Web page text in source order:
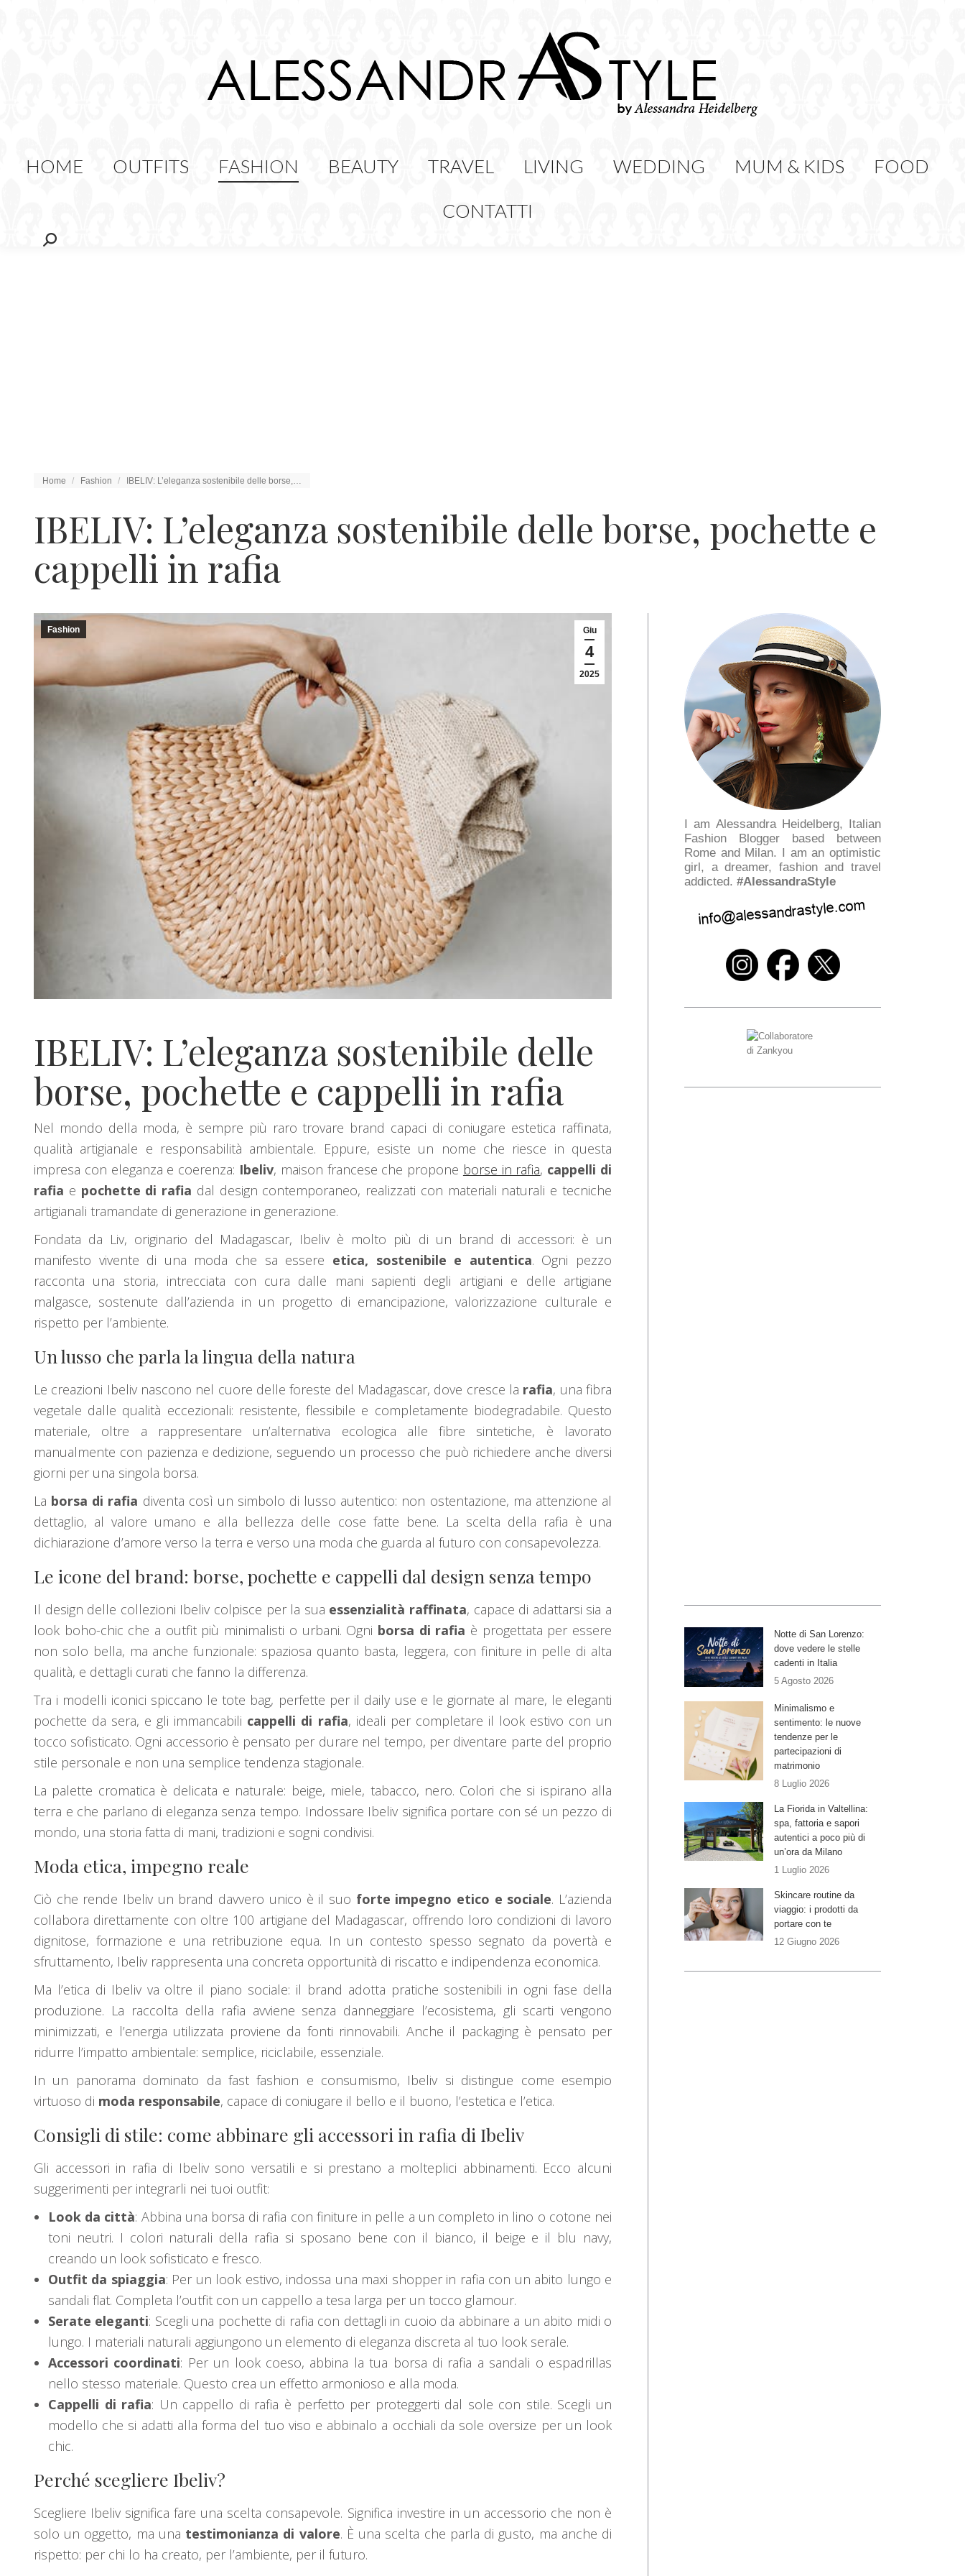
HOME OUTFITS FASHION BEAUTY TRAVEL LIVING WEDDING MUM & KIDS
FOOD
CONTATTI
Cerca:
Tu sei qui:
Home Fashion IBELIV: L’eleganza sostenibile delle borse,…
IBELIV: L’eleganza sostenibile delle borse, pochette e
cappelli in rafia
Giu
4
2025
Fashion
IBELIV: L’eleganza sostenibile delle
borse, pochette e cappelli in rafia
Nel mondo della moda, è sempre più raro trovare brand capaci di coniugare estetica raffinata,
qualità artigianale e responsabilità ambientale. Eppure, esiste un nome che riesce in questa
impresa con eleganza e coerenza: Ibeliv, maison francese che propone borse in rafia, cappelli di
rafia e pochette di rafia dal design contemporaneo, realizzati con materiali naturali e tecniche
artigianali tramandate di generazione in generazione.
Fondata da Liv, originario del Madagascar, Ibeliv è molto più di un brand di accessori: è un
manifesto vivente di una moda che sa essere etica, sostenibile e autentica. Ogni pezzo
racconta una storia, intrecciata con cura dalle mani sapienti degli artigiani e delle artigiane
malgasce, sostenute dall’azienda in un progetto di emancipazione, valorizzazione culturale e
rispetto per l’ambiente.
Un lusso che parla la lingua della natura
Le creazioni Ibeliv nascono nel cuore delle foreste del Madagascar, dove cresce la rafia, una fibra
vegetale dalle qualità eccezionali: resistente, flessibile e completamente biodegradabile. Questo
materiale, oltre a rappresentare un’alternativa ecologica alle fibre sintetiche, è lavorato
manualmente con pazienza e dedizione, seguendo un processo che può richiedere anche diversi
giorni per una singola borsa.
La borsa di rafia diventa così un simbolo di lusso autentico: non ostentazione, ma attenzione al
dettaglio, al valore umano e alla bellezza delle cose fatte bene. La scelta della rafia è una
dichiarazione d’amore verso la terra e verso una moda che guarda al futuro con consapevolezza.
Le icone del brand: borse, pochette e cappelli dal design senza tempo
Il design delle collezioni Ibeliv colpisce per la sua essenzialità raffinata, capace di adattarsi sia a
look boho-chic che a outfit più minimalisti o urbani. Ogni borsa di rafia è progettata per essere
non solo bella, ma anche funzionale: spaziosa quanto basta, leggera, con finiture in pelle di alta
qualità, e dettagli curati che fanno la differenza.
Tra i modelli iconici spiccano le tote bag, perfette per il daily use e le giornate al mare, le eleganti
pochette da sera, e gli immancabili cappelli di rafia, ideali per completare il look estivo con un
tocco sofisticato. Ogni accessorio è pensato per durare nel tempo, per diventare parte del proprio
stile personale e non una semplice tendenza stagionale.
La palette cromatica è delicata e naturale: beige, miele, tabacco, nero. Colori che si ispirano alla
terra e che parlano di eleganza senza tempo. Indossare Ibeliv significa portare con sé un pezzo di
mondo, una storia fatta di mani, tradizioni e sogni condivisi.
Moda etica, impegno reale
Ciò che rende Ibeliv un brand davvero unico è il suo forte impegno etico e sociale. L’azienda
collabora direttamente con oltre 100 artigiane del Madagascar, offrendo loro condizioni di lavoro
dignitose, formazione e una retribuzione equa. In un contesto spesso segnato da povertà e
sfruttamento, Ibeliv rappresenta una concreta opportunità di riscatto e indipendenza economica.
Ma l’etica di Ibeliv va oltre il piano sociale: il brand adotta pratiche sostenibili in ogni fase della
produzione. La raccolta della rafia avviene senza danneggiare l’ecosistema, gli scarti vengono
minimizzati, e l’energia utilizzata proviene da fonti rinnovabili. Anche il packaging è pensato per
ridurre l’impatto ambientale: semplice, riciclabile, essenziale.
In un panorama dominato da fast fashion e consumismo, Ibeliv si distingue come esempio
virtuoso di moda responsabile, capace di coniugare il bello e il buono, l’estetica e l’etica.
Consigli di stile: come abbinare gli accessori in rafia di Ibeliv
Gli accessori in rafia di Ibeliv sono versatili e si prestano a molteplici abbinamenti. Ecco alcuni
suggerimenti per integrarli nei tuoi outfit:
Look da città: Abbina una borsa di rafia con finiture in pelle a un completo in lino o cotone nei
toni neutri. I colori naturali della rafia si sposano bene con il bianco, il beige e il blu navy,
creando un look sofisticato e fresco.
Outfit da spiaggia: Per un look estivo, indossa una maxi shopper in rafia con un abito lungo e
sandali flat. Completa l’outfit con un cappello a tesa larga per un tocco glamour.
Serate eleganti: Scegli una pochette di rafia con dettagli in cuoio da abbinare a un abito midi o
lungo. I materiali naturali aggiungono un elemento di eleganza discreta al tuo look serale.
Accessori coordinati: Per un look coeso, abbina la tua borsa di rafia a sandali o espadrillas
nello stesso materiale. Questo crea un effetto armonioso e alla moda.
Cappelli di rafia: Un cappello di rafia è perfetto per proteggerti dal sole con stile. Scegli un
modello che si adatti alla forma del tuo viso e abbinalo a occhiali da sole oversize per un look
chic.
Perché scegliere Ibeliv?
Scegliere Ibeliv significa fare una scelta consapevole. Significa investire in un accessorio che non è
solo un oggetto, ma una testimonianza di valore. È una scelta che parla di gusto, ma anche di
rispetto: per chi lo ha creato, per l’ambiente, per il futuro.
I am Alessandra Heidelberg, Italian
Fashion Blogger based between
Rome and Milan. I am an optimistic
girl, a dreamer, fashion and travel
addicted. #AlessandraStyle
Notte di San Lorenzo:
dove vedere le stelle
cadenti in Italia
5 Agosto 2026
Minimalismo e
sentimento: le nuove
tendenze per le
partecipazioni di
matrimonio
8 Luglio 2026
La Fiorida in Valtellina:
spa, fattoria e sapori
autentici a poco più di
un’ora da Milano
1 Luglio 2026
Skincare routine da
viaggio: i prodotti da
portare con te
12 Giugno 2026
FOOD
CONTATTI